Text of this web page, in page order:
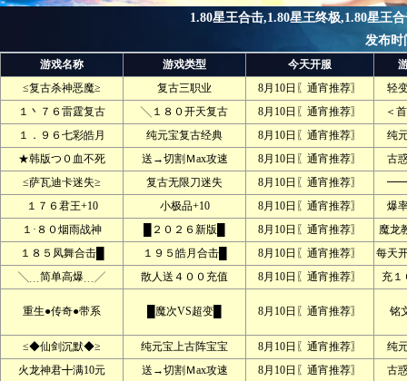
1.80星王合击,1.80星王终极,1.80星王
发布时
游戏名称 游戏类型 今天开服
≤复古杀神恶魔≥
复古三职业 8月10日〖通宵推荐〗
轻
１丶７６雷霆复古
╲１８０开天复古 8月10日〖通宵推荐〗
＜
１．９６七彩皓月
纯元宝复古经典 8月10日〖通宵推荐〗
纯
★韩版つ０血不死
送→切割Ｍax攻速 8月10日〖通宵推荐〗
古
≤萨瓦迪卡迷失≥
复古无限刀迷失 8月10日〖通宵推荐〗
━━
１７６君王+10
小极品+10 8月10日〖通宵推荐〗
爆
１·８０烟雨战神
█２０２６新版█ 8月10日〖通宵推荐〗
魔龙
１８５凤舞合击█
１９５皓月合击█ 8月10日〖通宵推荐〗
每天
╲﹍简单高爆﹍╱
散人送４００充值 8月10日〖通宵推荐〗 充１
重生●传奇●带系 █魔次VS超变█ 8月10日〖通宵推荐〗 铭
≤◆仙剑沉默◆≥ 纯元宝上古阵宝宝 8月10日〖通宵推荐〗
纯
火龙神君╋满10元
送→切割Ｍax攻速 8月10日〖通宵推荐〗 古